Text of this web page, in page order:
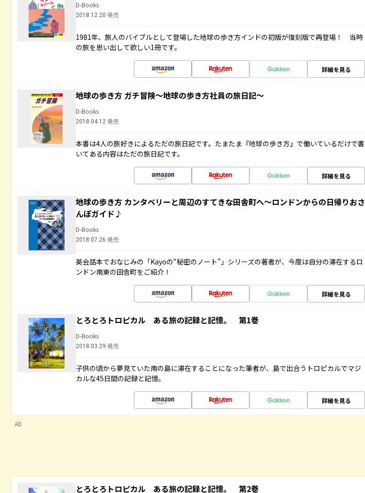
D-Books
2018.12.20 発売
1981年、旅人のバイブルとして登場した地球の歩き方インドの初版が復刻版で再登場！ 当時
の旅を思い出して欲しい1冊です。
詳細を見る
地球の歩き方 ガチ冒険～地球の歩き方社員の旅日記～
D-Books
2018.04.12 発売
本書は4人の旅好きによるただの旅日記です。たまたま『地球の歩き方』で働いているだけで書
いてある内容はただの旅日記です。
詳細を見る
地球の歩き方 カンタベリーと周辺のすてきな田舎町へ～ロンドンからの日帰りおさ
んぽガイド♪
D-Books
2018.07.26 発売
英会話本でおなじみの「Kayoの“秘密のノート”」シリーズの著者が、今度は自分の滞在するロ
ンドン南東の田舎町をご紹介！
詳細を見る
とろとろトロピカル ある旅の記録と記憶。 第1巻
D-Books
2018.03.29 発売
子供の頃から夢見ていた南の島に滞在することになった筆者が、島で出合うトロピカルでマジ
カルな45日間の記録と記憶。
詳細を見る
AD
とろとろトロピカル ある旅の記録と記憶。 第2巻